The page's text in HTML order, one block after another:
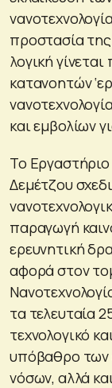
προστασία
λογική
κατανοητών
και εμβολίων
Το
Δεμέτζου
παραγωγή
ερευνητική
αφορά στον
τα τελευταία
τεχνολογικό
υπόβαθρο των
νόσων, αλλά